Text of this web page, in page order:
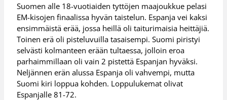
Suomen alle 18-vuotiaiden tyttöjen maajoukkue pelasi
EM-kisojen finaalissa hyvän taistelun. Espanja vei kaksi
ensimmäistä erää, jossa heillä oli taiturimaisia heittäjiä.
Toinen erä oli pisteluvuilla tasaisempi. Suomi piristyi
selvästi kolmanteen erään tultaessa, jolloin eroa
parhaimmillaan oli vain 2 pistettä Espanjan hyväksi.
Neljännen erän alussa Espanja oli vahvempi, mutta
Suomi kiri loppua kohden. Loppulukemat olivat
Espanjalle 81-72.